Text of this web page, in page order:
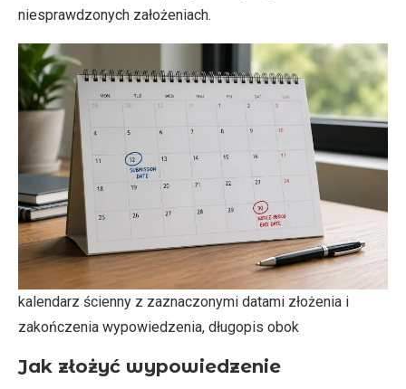
niesprawdzonych założeniach.
kalendarz ścienny z zaznaczonymi datami złożenia i
zakończenia wypowiedzenia, długopis obok
Jak złożyć wypowiedzenie